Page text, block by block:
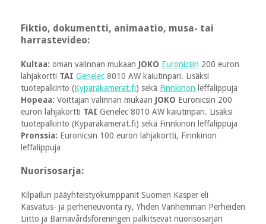
Fiktio, dokumentti, animaatio, musa- tai
harrastevideo:
Kultaa: oman valinnan mukaan JOKO Euronicsin 200 euron
lahjakortti TAI Genelec 8010 AW kaiutinpari. Lisäksi
tuotepalkinto (Kypäräkamerat.fi) sekä Finnkinon leffalippuja
Hopeaa: Voittajan valinnan mukaan JOKO Euronicsin 200
euron lahjakortti TAI Genelec 8010 AW kaiutinpari. Lisäksi
tuotepalkinto (Kypäräkamerat.fi) sekä Finnkinon leffalippuja
Pronssia: Euronicsin 100 euron lahjakortti, Finnkinon
leffalippuja
Nuorisosarja:
Kilpailun pääyhteistyökumppanit Suomen Kasper eli
Kasvatus- ja perheneuvonta ry, Yhden Vanhemman Perheiden
Liitto ja Barnavårdsföreningen palkitsevat nuorisosarjan